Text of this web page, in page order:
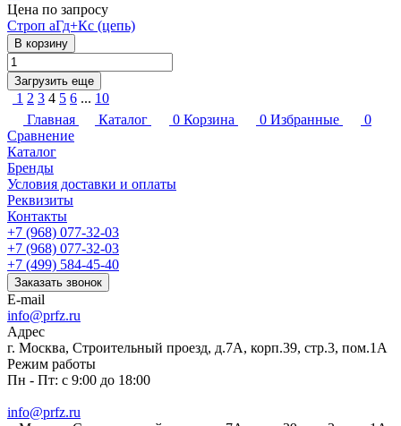
Цена по запросу
Строп аГд+Кс (цепь)
В корзину
Загрузить еще
1 2 3 4 5 6 ... 10
Главная
Каталог 0 Корзина 0 Избранные
0
Сравнение
Каталог
Бренды
Условия доставки и оплаты
Реквизиты
Контакты
+7 (968) 077-32-03
+7 (968) 077-32-03
+7 (499) 584-45-40
Заказать звонок
E-mail
info@prfz.ru
Адрес
г. Москва, Строительный проезд, д.7А, корп.39, стр.3, пом.1А
Режим работы
Пн - Пт: с 9:00 до 18:00
info@prfz.ru